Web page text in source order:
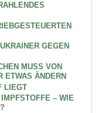
GEGEN
MUSS VON
ETWAS ÄNDERN
LIEGT
– WIE